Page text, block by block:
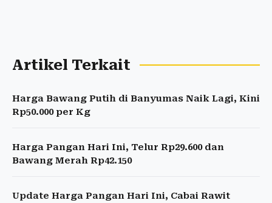
Artikel Terkait
Harga Bawang Putih di Banyumas Naik Lagi, Kini
Rp50.000 per Kg
Harga Pangan Hari Ini, Telur Rp29.600 dan
Bawang Merah Rp42.150
Update Harga Pangan Hari Ini, Cabai Rawit